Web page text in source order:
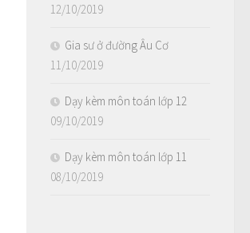
12/10/2019
Gia sư ở đường Âu Cơ
11/10/2019
Dạy kèm môn toán lớp 12
09/10/2019
Dạy kèm môn toán lớp 11
08/10/2019